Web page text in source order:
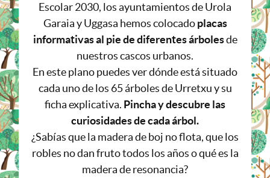
Escolar 2030, los ayuntamientos de Urola
Garaia y Uggasa hemos colocadoplacas
informativas al pie de diferentes árbolesde
nuestros cascos urbanos.
En este plano puedes ver dónde está situado
cada uno de los 65 árboles de Urretxu y su
ficha explicativa. Pincha y descubre las
curiosidades de cada árbol.
¿Sabías que la madera de boj no flota, que los
robles no dan fruto todos los años o qué es la
madera de resonancia?